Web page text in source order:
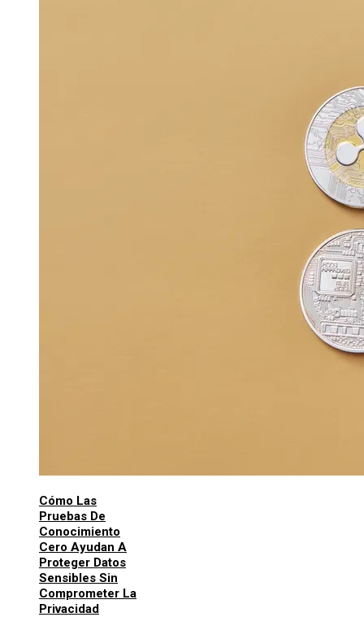
Cómo Las
Pruebas De
Conocimiento
Cero Ayudan A
Proteger Datos
Sensibles Sin
Comprometer La
Privacidad